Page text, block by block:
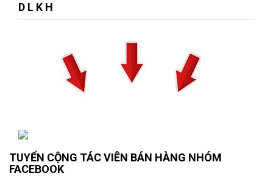
D L K H
TUYỂN CỘNG TÁC VIÊN BÁN HÀNG NHÓM
FACEBOOK